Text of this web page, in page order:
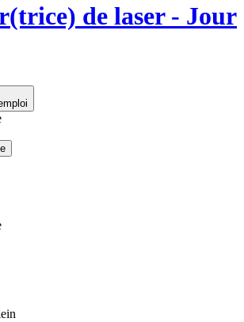
de laser - Jour